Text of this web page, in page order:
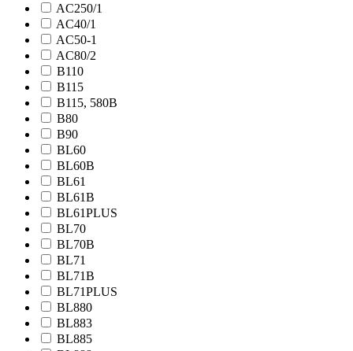
AC250/1
AC40/1
AC50-1
AC80/2
B110
B115
B115, 580B
B80
B90
BL60
BL60B
BL61
BL61B
BL61PLUS
BL70
BL70B
BL71
BL71B
BL71PLUS
BL880
BL883
BL885